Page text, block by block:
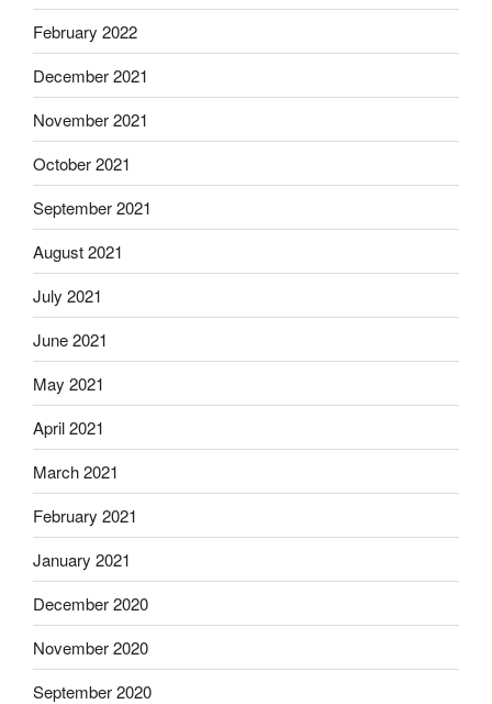
February 2022
December 2021
November 2021
October 2021
September 2021
August 2021
July 2021
June 2021
May 2021
April 2021
March 2021
February 2021
January 2021
December 2020
November 2020
September 2020